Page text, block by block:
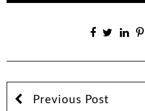
Previous Post